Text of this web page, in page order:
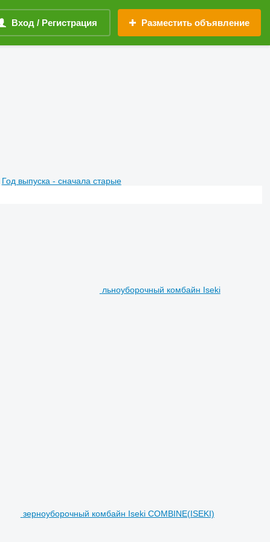
Вход / Регистрация Разместить объявление
Год выпуска - сначала старые
льноуборочный комбайн Iseki
зерноуборочный комбайн Iseki COMBINE(ISEKI)